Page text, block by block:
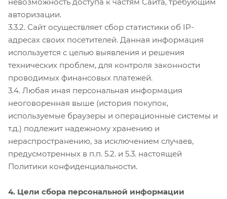
авторизации.
3.3.2. Сайт осуществляет сбор статистики об IP-
адресах своих посетителей. Данная информация
используется с целью выявления и решения
технических проблем, для контроля законности
проводимых финансовых платежей.
3.4. Любая иная персональная информация
неоговоренная выше (история покупок,
используемые браузеры и операционные системы и
т.д.) подлежит надежному хранению и
нераспространению, за исключением случаев,
предусмотренных в п.п. 5.2. и 5.3. настоящей
Политики конфиденциальности.
4. Цели сбора персональной информации